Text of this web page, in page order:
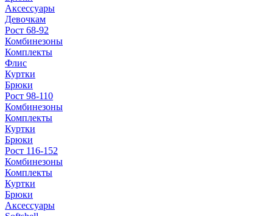
Аксессуары
Девочкам
Рост 68-92
Комбинезоны
Комплекты
Флис
Куртки
Брюки
Рост 98-110
Комбинезоны
Комплекты
Куртки
Брюки
Рост 116-152
Комбинезоны
Комплекты
Куртки
Брюки
Аксессуары